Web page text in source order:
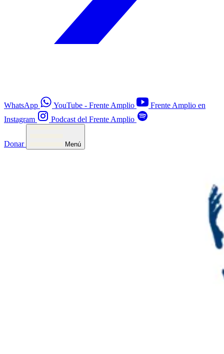
WhatsApp YouTube - Frente Amplio
Frente Amplio en
Instagram
Podcast del Frente Amplio
Donar Menú